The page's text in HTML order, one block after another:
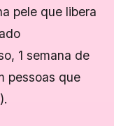
pele que libera
1 semana de
pessoas que